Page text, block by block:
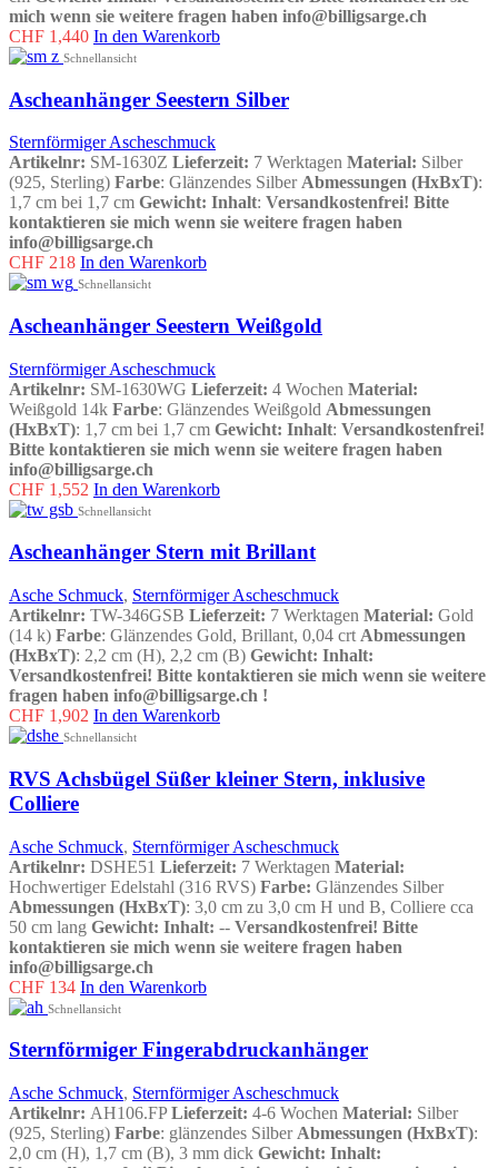
mich wenn sie weitere fragen haben info@billigsarge.ch
CHF 1,440 In den Warenkorb
Schnellansicht
Ascheanhänger Seestern Silber
Sternförmiger Ascheschmuck
Artikelnr: SM-1630Z Lieferzeit: 7 Werktagen Material: Silber
(925, Sterling) Farbe: Glänzendes Silber Abmessungen (HxBxT):
1,7 cm bei 1,7 cm Gewicht: Inhalt: Versandkostenfrei! Bitte
kontaktieren sie mich wenn sie weitere fragen haben
info@billigsarge.ch
CHF 218 In den Warenkorb
Schnellansicht
Ascheanhänger Seestern Weißgold
Sternförmiger Ascheschmuck
Artikelnr: SM-1630WG Lieferzeit: 4 Wochen Material:
Weißgold 14k Farbe: Glänzendes Weißgold Abmessungen
(HxBxT): 1,7 cm bei 1,7 cm Gewicht: Inhalt: Versandkostenfrei!
Bitte kontaktieren sie mich wenn sie weitere fragen haben
info@billigsarge.ch
CHF 1,552 In den Warenkorb
Schnellansicht
Ascheanhänger Stern mit Brillant
Asche Schmuck, Sternförmiger Ascheschmuck
Artikelnr: TW-346GSB Lieferzeit: 7 Werktagen Material: Gold
(14 k) Farbe: Glänzendes Gold, Brillant, 0,04 crt Abmessungen
(HxBxT): 2,2 cm (H), 2,2 cm (B) Gewicht: Inhalt:
Versandkostenfrei! Bitte kontaktieren sie mich wenn sie weitere
fragen haben info@billigsarge.ch !
CHF 1,902 In den Warenkorb
Schnellansicht
RVS Achsbügel Süßer kleiner Stern, inklusive
Colliere
Asche Schmuck, Sternförmiger Ascheschmuck
Artikelnr: DSHE51 Lieferzeit: 7 Werktagen Material:
Hochwertiger Edelstahl (316 RVS) Farbe: Glänzendes Silber
Abmessungen (HxBxT): 3,0 cm zu 3,0 cm H und B, Colliere cca
50 cm lang Gewicht: Inhalt: -- Versandkostenfrei! Bitte
kontaktieren sie mich wenn sie weitere fragen haben
info@billigsarge.ch
CHF 134 In den Warenkorb
Schnellansicht
Sternförmiger Fingerabdruckanhänger
Asche Schmuck, Sternförmiger Ascheschmuck
Artikelnr: AH106.FPLieferzeit: 4-6 Wochen Material: Silber
(925, Sterling) Farbe: glänzendes Silber Abmessungen (HxBxT):
2,0 cm (H), 1,7 cm (B), 3 mm dick Gewicht: Inhalt: